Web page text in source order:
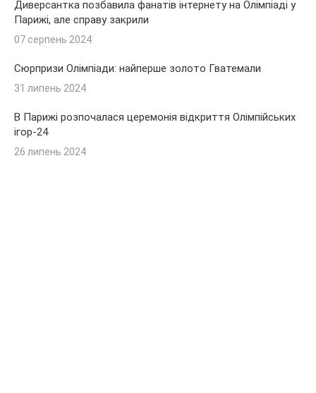
Диверсантка позбавила фанатів інтернету на Олімпіаді у
Парижі, але справу закрили
07 серпень 2024
Сюрпризи Олімпіади: найперше золото Гватемали
31 липень 2024
В Парижі розпочалася церемонія відкриття Олімпійських
ігор-24
26 липень 2024